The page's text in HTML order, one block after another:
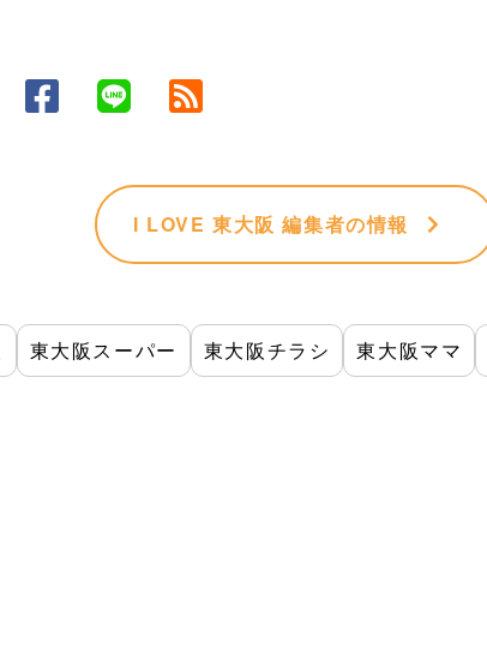
I LOVE 東大阪 編集者の情報
東大阪スーパー 東大阪チラシ 東大阪ママ